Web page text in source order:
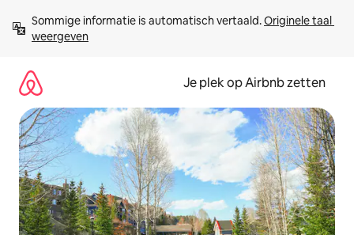
direct
naar
Sommige informatie is automatisch vertaald. Originele taal
weergeven
Je plek op Airbnb zetten